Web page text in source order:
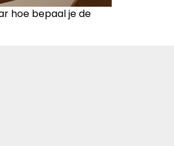
hoe bepaal je de